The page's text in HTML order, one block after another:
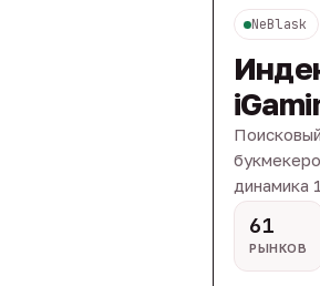
NeBlask
динамика
61
РЫНКОВ